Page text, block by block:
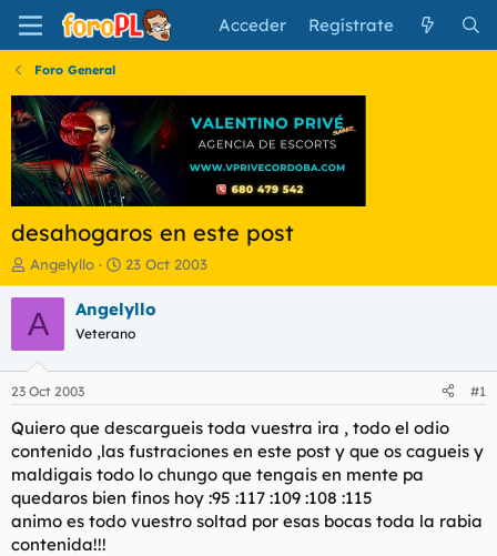
Acceder Regístrate
Foro General
desahogaros en este post
I
n
i
c
a
d
o
r
e
l
t
e
m
Angelyllo
F
e
c
h
a
i
n
c
i
o
23 Oct 2003
A Angelyllo
Veterano
23 Oct 2003 #1
Quiero que descargueis toda vuestra ira , todo el odio
contenido ,las fustraciones en este post y que os cagueis y
maldigais todo lo chungo que tengais en mente pa
quedaros bien finos hoy :95 :117 :109 :108 :115
animo es todo vuestro soltad por esas bocas toda la rabia
contenida!!!